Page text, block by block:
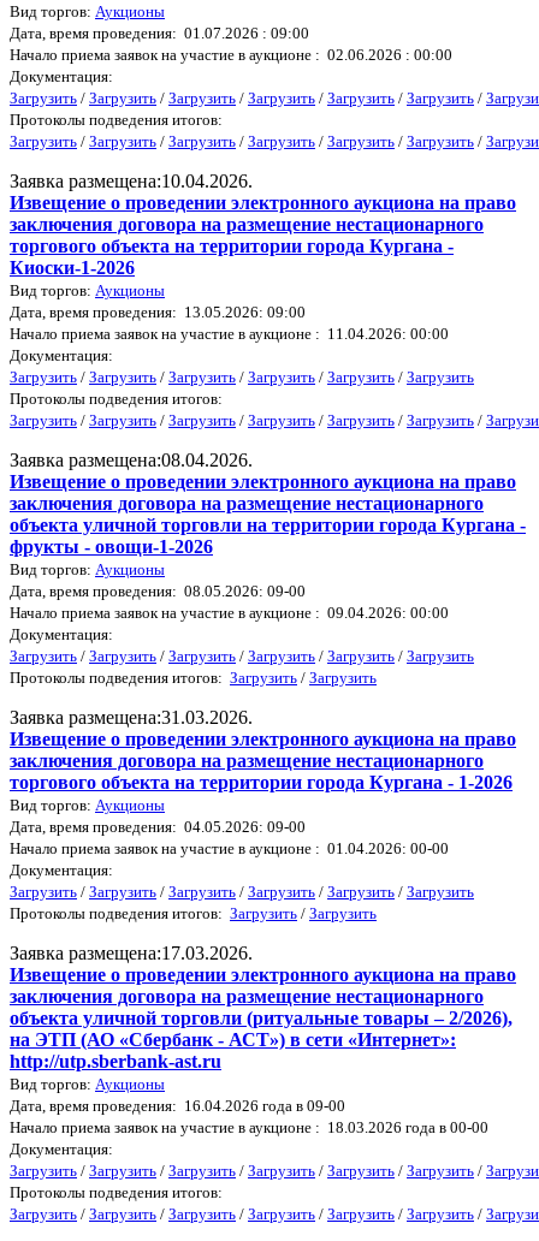
Вид торгов: Аукционы
Дата, время проведения: 01.07.2026 : 09:00
Начало приема заявок на участие в аукционе : 02.06.2026 : 00:00
Документация:
Загрузить / Загрузить / Загрузить / Загрузить / Загрузить / Загрузить /
Протоколы подведения итогов:
Загрузить / Загрузить / Загрузить / Загрузить / Загрузить / Загрузить /
Заявка размещена:10.04.2026.
Извещение о проведении электронного аукциона на право
заключения договора на размещение нестационарного
торгового объекта на территории города Кургана -
Киоски-1-2026
Вид торгов: Аукционы
Дата, время проведения: 13.05.2026: 09:00
Начало приема заявок на участие в аукционе : 11.04.2026: 00:00
Документация:
Загрузить / Загрузить / Загрузить / Загрузить / Загрузить / Загрузить
Протоколы подведения итогов:
Загрузить / Загрузить / Загрузить / Загрузить / Загрузить / Загрузить /
Заявка размещена:08.04.2026.
Извещение о проведении электронного аукциона на право
заключения договора на размещение нестационарного
объекта уличной торговли на территории города Кургана -
фрукты - овощи-1-2026
Вид торгов: Аукционы
Дата, время проведения: 08.05.2026: 09-00
Начало приема заявок на участие в аукционе : 09.04.2026: 00:00
Документация:
Загрузить / Загрузить / Загрузить / Загрузить / Загрузить / Загрузить
Протоколы подведения итогов: Загрузить / Загрузить
Заявка размещена:31.03.2026.
Извещение о проведении электронного аукциона на право
заключения договора на размещение нестационарного
торгового объекта на территории города Кургана - 1-2026
Вид торгов: Аукционы
Дата, время проведения: 04.05.2026: 09-00
Начало приема заявок на участие в аукционе : 01.04.2026: 00-00
Документация:
Загрузить / Загрузить / Загрузить / Загрузить / Загрузить / Загрузить
Протоколы подведения итогов: Загрузить / Загрузить
Заявка размещена:17.03.2026.
Извещение о проведении электронного аукциона на право
заключения договора на размещение нестационарного
объекта уличной торговли (ритуальные товары – 2/2026),
на ЭТП (АО «Сбербанк - АСТ») в сети «Интернет»:
http://utp.sberbank-ast.ru
Вид торгов: Аукционы
Дата, время проведения: 16.04.2026 года в 09-00
Начало приема заявок на участие в аукционе : 18.03.2026 года в 00-00
Документация:
Загрузить / Загрузить / Загрузить / Загрузить / Загрузить / Загрузить /
Протоколы подведения итогов:
Загрузить / Загрузить / Загрузить / Загрузить / Загрузить / Загрузить /